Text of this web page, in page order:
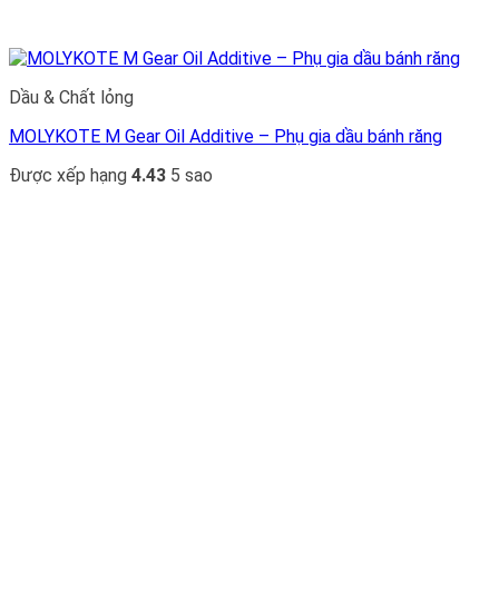
Dầu & Chất lỏng
MOLYKOTE M Gear Oil Additive – Phụ gia dầu bánh răng
Được xếp hạng 4.43 5 sao